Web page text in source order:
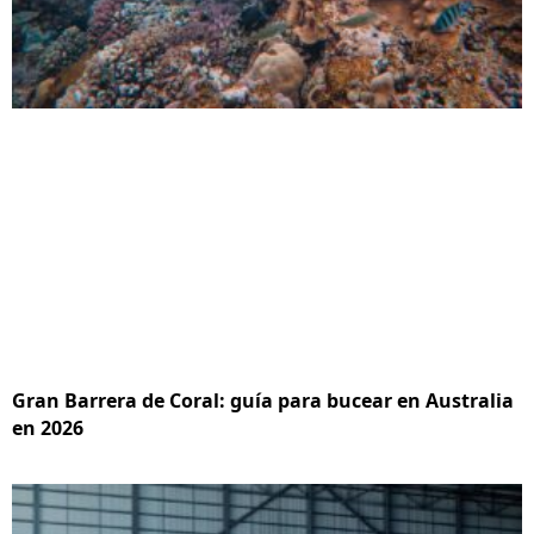
Gran Barrera de Coral: guía para bucear en Australia
en 2026